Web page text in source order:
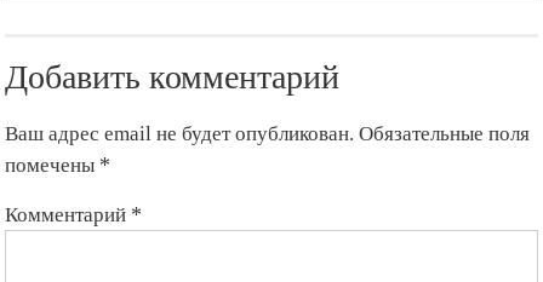
Добавить комментарий
Ваш адрес email не будет опубликован. Обязательные поля
помечены *
Комментарий *